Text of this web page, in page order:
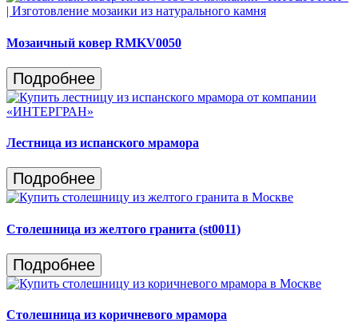
Мозаичный ковер RMKV0050
Подробнее
Лестница из испанского мрамора
Подробнее
Столешница из желтого гранита (st0011)
Подробнее
Столешница из коричневого мрамора